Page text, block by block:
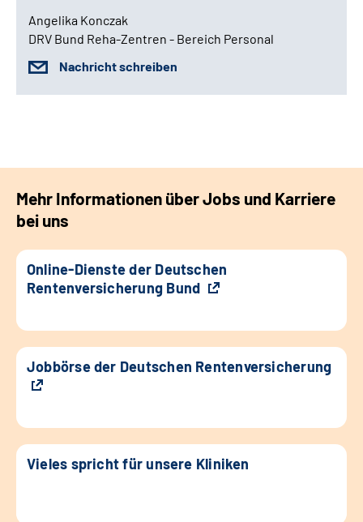
Angelika Konczak
DRV Bund Reha-Zentren - Bereich Personal
Nachricht schreiben
Mehr Informationen über Jobs und Karriere
bei uns
Online-Dienste der Deutschen
Rentenversicherung Bund
Jobbörse der Deutschen Rentenversicherung
Vieles spricht für unsere Kliniken